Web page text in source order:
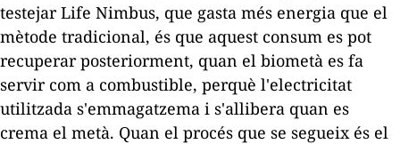
testejar Life Nimbus, que gasta més energia que el
mètode tradicional, és que aquest consum es pot
recuperar posteriorment, quan el biometà es fa
servir com a combustible, perquè l'electricitat
utilitzada s'emmagatzema i s'allibera quan es
crema el metà. Quan el procés que se segueix és el